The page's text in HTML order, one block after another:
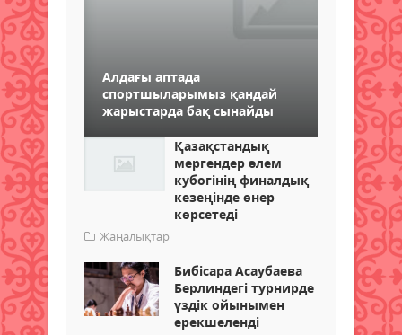
Алдағы аптада
спортшыларымыз қандай
жарыстарда бақ сынайды
Қазақстандық
мергендер әлем
кубогінің финалдық
кезеңінде өнер
көрсетеді
Жаңалықтар
Бибісара Асаубаева
Берлиндегі турнирде
үздік ойынымен
ерекшеленді